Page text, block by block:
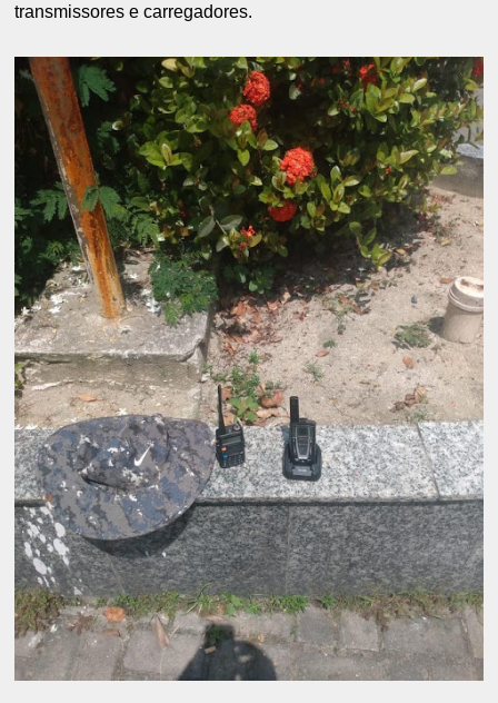
transmissores e carregadores.